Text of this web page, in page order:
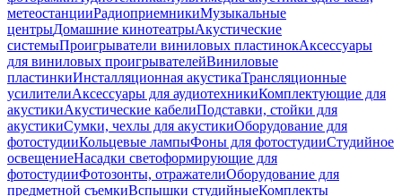
метеостанцииРадиоприемникиМузыкальные
центрыДомашние кинотеатрыАкустические
системыПроигрыватели виниловых пластинокАксессуары
для виниловых проигрывателейВиниловые
пластинкиИнсталляционная акустикаТрансляционные
усилителиАксессуары для аудиотехникиКомплектующие для
акустикиАкустические кабелиПодставки, стойки для
акустикиСумки, чехлы для акустикиОборудование для
фотостудииКольцевые лампыФоны для фотостудииСтудийное
освещениеНасадки светоформирующие для
фотостудииФотозонты, отражателиОборудование для
предметной съемкиВспышки студийныеКомплекты